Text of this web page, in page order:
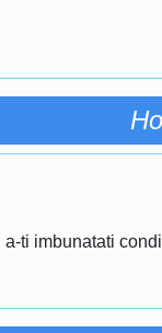
ti imbunatati